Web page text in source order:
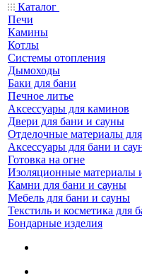
Каталог
Печи
Камины
Котлы
Системы отопления
Дымоходы
Баки для бани
Печное литье
Аксессуары для каминов
Двери для бани и сауны
Отделочные материалы
Аксессуары для бани и
Готовка на огне
Изоляционные материалы
Камни для бани и сауны
Мебель для бани и сауны
Текстиль и косметика для
Бондарные изделия